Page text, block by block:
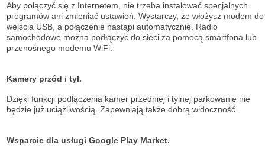
Aby połączyć się z Internetem, nie trzeba instalować specjalnych
programów ani zmieniać ustawień. Wystarczy, że włożysz modem do
wejścia USB, a połączenie nastąpi automatycznie. Radio
samochodowe można podłączyć do sieci za pomocą smartfona lub
przenośnego modemu WiFi.
Kamery przód i tył.
Dzięki funkcji podłączenia kamer przedniej i tylnej parkowanie nie
będzie już uciążliwością. Zapewniają także dobrą widoczność.
Wsparcie dla usługi Google Play Market.